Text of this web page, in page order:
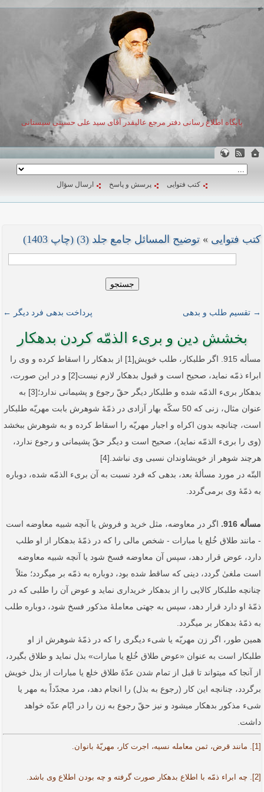
پایگاه اطلاع رسانی دفتر مرجع عالیقدر آقای سید علی حسینی سیستانی
کتب فتوایی پرسش و پاسخ ارسال سؤال
کتب فتوایی » توضیح المسائل جامع جلد (3) (چاپ 1403)
جستجو
پرداخت بدهی فرد دیگر ← → تقسیم طلب و بدهی
بخشش دین و بریء الذمّه کردن بدهکار
مسأله 915. اگر طلبکار، طلب خویش[1] از بدهکار را اسقاط کرده و وی را
ابراء ذمّه نماید، صحیح است و قبول بدهکار لازم نیست[2] و در این صورت،
بدهکار بریء الذمّه شده و طلبکار دیگر حقّ رجوع و پشیمانی ندارد؛[3] به
عنوان مثال، زنی که 50 سکّه بهار آزادی در ذمّۀ شوهرش بابت مهریّه طلبکار
است، چنانچه بدون اکراه و اجبار مهریّه را اسقاط کرده و به شوهرش ببخشد
(وی را بریء الذمّه نماید)، صحیح است و دیگر حقّ پشیمانی و رجوع ندارد،
هرچند شوهر از خویشاوندان نسبی وی نباشد.[4]
البتّه در مورد مسألۀ بعد، بدهی که فرد نسبت به آن بریء الذمّه شده، ‌دوباره
به ذمّۀ وی برمی‌گردد.
مسأله 916.
اگر در معاوضه، مثل خرید و فروش یا آنچه شبیه معاوضه است
- مانند طلاق خُلع یا مبارات - شخص مالی را که در ذمّۀ بدهکار از او طلب
دارد، عوض قرار دهد، سپس آن معاوضه فسخ شود یا آنچه شبیه معاوضه
است ملغیٰ گردد، دینی که ساقط شده بود، دوباره به ذمّه بر می­گردد؛ مثلاً
چنانچه طلبکار کالایی را از بدهکار خریداری نماید و عوض آن را طلبی که در
ذمّۀ او دارد قرار دهد، سپس به جهتی معاملۀ مذکور فسخ شود، دوباره طلب
به ذمّۀ بدهکار بر می­گردد.
همین طور، اگر زن مهریّه یا شیء دیگری را که در ذمّۀ شوهرش از او
طلبکار است به عنوان «عوض طلاق خُلع یا مبارات» بذل نماید و طلاق بگیرد،
از آنجا که می­تواند تا قبل از تمام شدن عدّۀ طلاق خلع یا مبارات از بذل خویش
برگردد، چنانچه این کار (رجوع به بذل) را انجام دهد، مرد مجدّداً به مهر یا
شیء مذکور بدهکار می­شود و نیز حقّ رجوع به زن را در ایّام عدّه خواهد
داشت.
[1]. مانند قرض، ثمن معامله نسیه، اجرت کار، مهریّۀ بانوان.
[2]. چه ابراء ذمّه با اطلاع بدهکار صورت گرفته و چه بودن اطلاع وی باشد.